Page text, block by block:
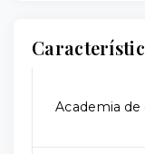
Academia de